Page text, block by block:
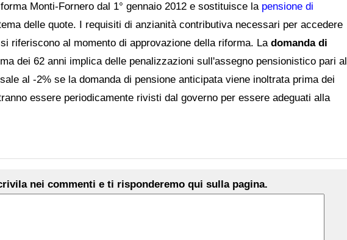
Monti-Fornero dal 1° gennaio 2012 e sostituisce la pensione di
delle quote. I requisiti di anzianità contributiva necessari per accedere
riferiscono al momento di approvazione della riforma. La domanda di
dei 62 anni implica delle penalizzazioni sull'assegno pensionistico pari al
al -2% se la domanda di pensione anticipata viene inoltrata prima dei
essere periodicamente rivisti dal governo per essere adeguati alla
nei commenti e ti risponderemo qui sulla pagina.